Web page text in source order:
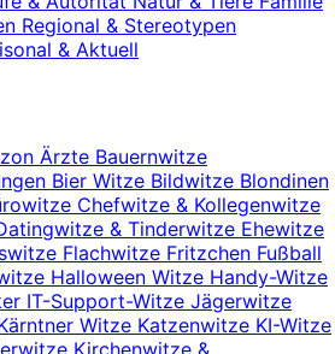
Regional & Stereotypen
& Aktuell
Ärzte Bauernwitze
Bier Witze Bildwitze Blondinen
Chefwitze & Kollegenwitze
& Tinderwitze Ehewitze
Flachwitze Fritzchen Fußball
Halloween Witze Handy-Witze
IT-Support-Witze Jägerwitze
Witze Katzenwitze KI-Witze